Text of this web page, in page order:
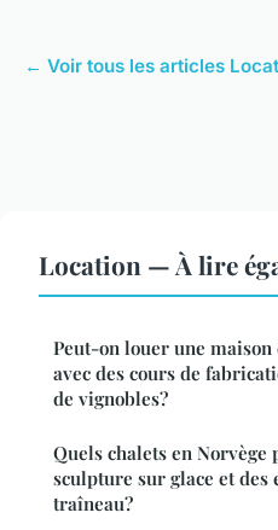
← Voir tous les articles
Location — À lire
Peut-on louer une maison
avec des cours de
de vignobles?
Quels chalets en Norvège
sculpture sur glace et des
traîneau?